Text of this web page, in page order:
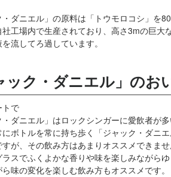
・ダニエル」の原料は「トウモロコシ」を
工場内で生産されており、高さ3mの巨
流してろ過しています。
ック・ダニエル」のお
トで
・ダニエル」はロックシンガーに愛飲者が
にボトルを常に持ち歩く「ジャック・ダニ
が、その飲み方はあまりオススメできませ
スでふくよかな香りや味を楽しみながら
味の変化を楽しむ飲み方もオススメです。